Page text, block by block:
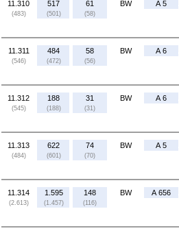
11.310
(483)
517
(501)
61
(58)
BW A 5
11.311
(546)
484
(472)
58
(56)
BW A 6
11.312
(545)
188
(188)
31
(31)
BW A 6
11.313
(484)
622
(601)
74
(70)
BW A 5
11.314
(2.613)
1.595
(1.457)
148
(116)
BW A 656